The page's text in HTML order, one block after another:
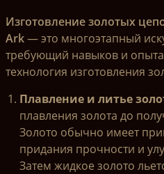
Изготовление золотых
Ark— это многоэтапный
требующий навыков и
технология изготовления
Плавление и литье
плавления золота до
Золото обычно имеет
придания прочности и
Затем жидкое золото